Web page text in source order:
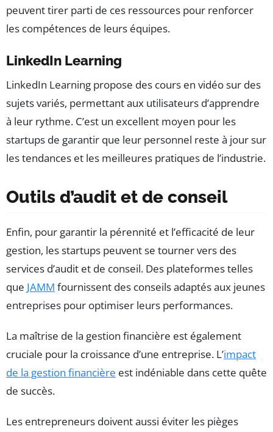
peuvent tirer parti de ces ressources pour renforcer
les compétences de leurs équipes.
LinkedIn Learning
LinkedIn Learning propose des cours en vidéo sur des
sujets variés, permettant aux utilisateurs d’apprendre
à leur rythme. C’est un excellent moyen pour les
startups de garantir que leur personnel reste à jour sur
les tendances et les meilleures pratiques de l’industrie.
Outils d’audit et de conseil
Enfin, pour garantir la pérennité et l’efficacité de leur
gestion, les startups peuvent se tourner vers des
services d’audit et de conseil. Des plateformes telles
que JAMM fournissent des conseils adaptés aux jeunes
entreprises pour optimiser leurs performances.
La maîtrise de la gestion financière est également
cruciale pour la croissance d’une entreprise. L’impact
de la gestion financière est indéniable dans cette quête
de succès.
Les entrepreneurs doivent aussi éviter les pièges